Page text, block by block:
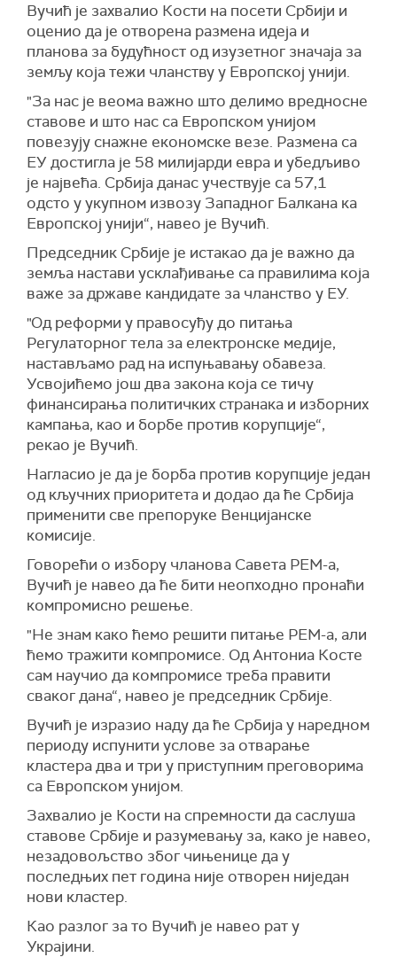
Вучић је захвалио Кости на посети Србији и
оценио да је отворена размена идеја и
планова за будућност од изузетног значаја за
земљу која тежи чланству у Европској унији.
"За нас је веома важно што делимо вредносне
ставове и што нас са Европском унијом
повезују снажне економске везе. Размена са
ЕУ достигла је 58 милијарди евра и убедљиво
је највећа. Србија данас учествује са 57,1
одсто у укупном извозу Западног Балкана ка
Европској унији“, навео је Вучић.
Председник Србије је истакао да је важно да
земља настави усклађивање са правилима која
важе за државе кандидате за чланство у ЕУ.
"Од реформи у правосуђу до питања
Регулаторног тела за електронске медије,
настављамо рад на испуњавању обавеза.
Усвојићемо још два закона која се тичу
финансирања политичких странака и изборних
кампања, као и борбе против корупције“,
рекао је Вучић.
Нагласио је да је борба против корупције један
од кључних приоритета и додао да ће Србија
применити све препоруке Венцијанске
комисије.
Говорећи о избору чланова Савета РЕМ-а,
Вучић је навео да ће бити неопходно пронаћи
компромисно решење.
"Не знам како ћемо решити питање РЕМ-а, али
ћемо тражити компромисе. Од Антониа Косте
сам научио да компромисе треба правити
сваког дана“, навео је председник Србије.
Вучић је изразио наду да ће Србија у наредном
периоду испунити услове за отварање
кластера два и три у приступним преговорима
са Европском унијом.
Захвалио је Кости на спремности да саслуша
ставове Србије и разумевању за, како је навео,
незадовољство због чињенице да у
последњих пет година није отворен ниједан
нови кластер.
Као разлог за то Вучић је навео рат у
Украјини.